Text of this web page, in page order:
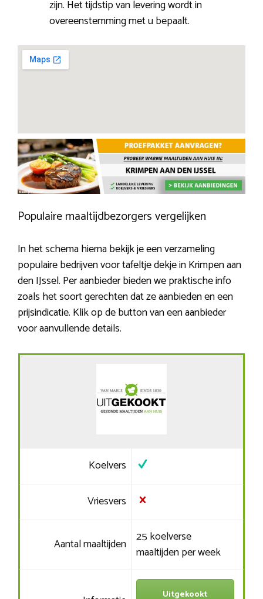
zijn. Het tijdstip van levering wordt in
overeenstemming met u bepaalt.
Populaire maaltijdbezorgers vergelijken
In het schema hierna bekijk je een verzameling
populaire bedrijven voor tafeltje dekje in Krimpen aan
den IJssel. Per aanbieder bieden we praktische info
zoals het soort gerechten dat ze aanbieden en een
prijsindicatie. Klik op de button van een aanbieder
voor aanvullende details.
Koelvers
Vriesvers
Aantal maaltijden 25 koelverse
maaltijden per week
Uitgekookt